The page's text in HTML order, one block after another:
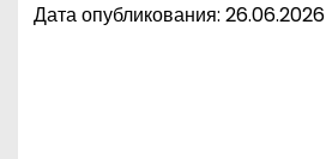
Дата опубликования: 26.06.2026